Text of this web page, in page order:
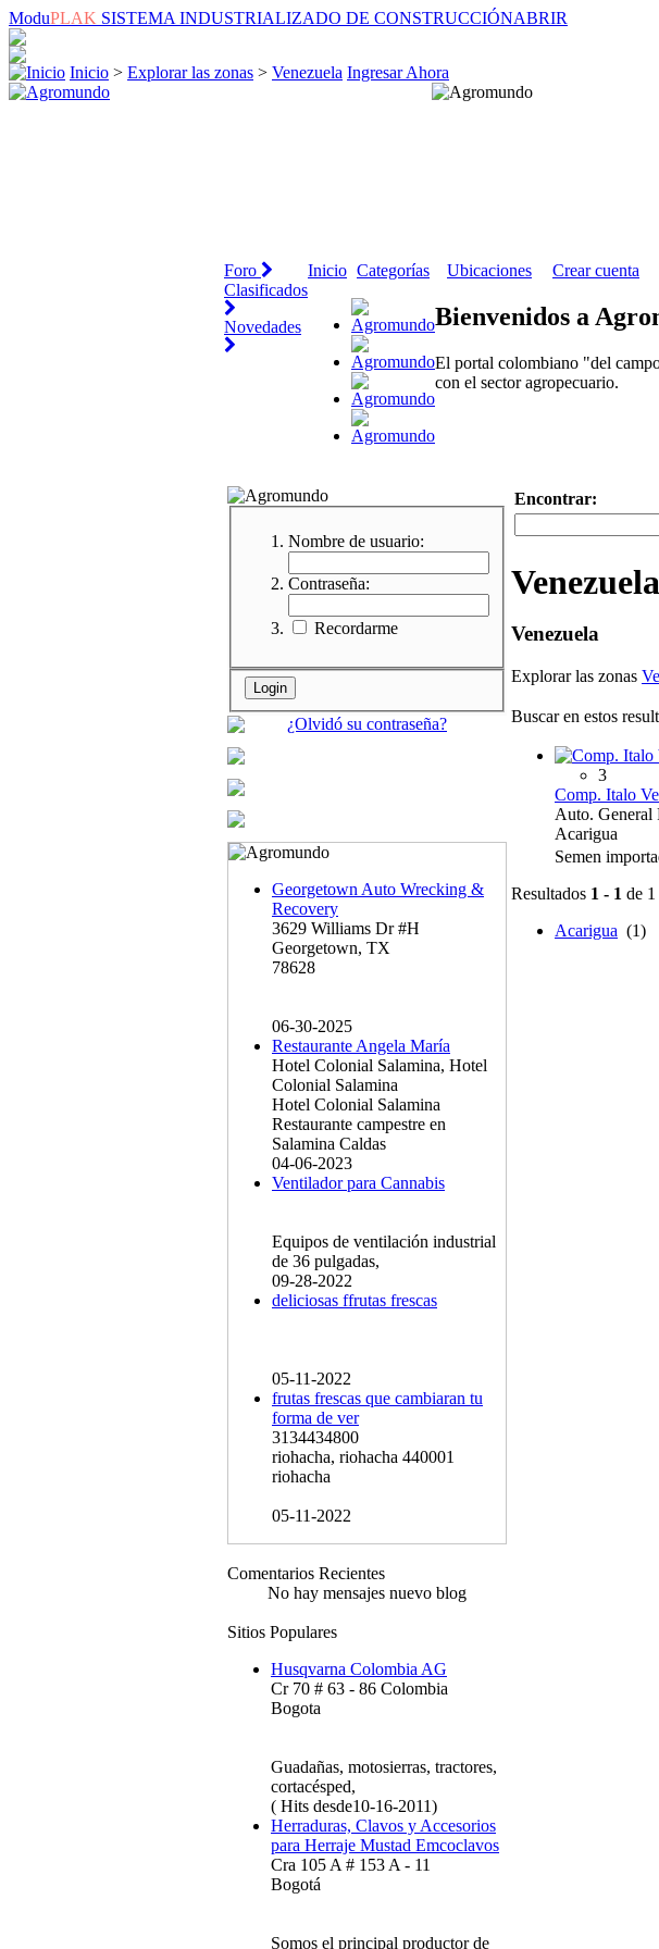
ModuPLAK SISTEMA INDUSTRIALIZADO DE CONSTRUCCIÓNABRIR
Inicio > Explorar las zonas > Venezuela Ingresar Ahora
Foro
Clasificados
Novedades
Inicio Categorías Ubicaciones Crear cuenta
Bienvenidos a
El portal colombiano "del
con el sector agropecuario.
Nombre de usuario:
Contraseña:
Recordarme
¿Olvidó su contraseña?
Georgetown Auto Wrecking &
Recovery
3629 Williams Dr #H
Georgetown, TX
78628
06-30-2025
Restaurante Angela María
Hotel Colonial Salamina, Hotel
Colonial Salamina
Hotel Colonial Salamina
Restaurante campestre en
Salamina Caldas
04-06-2023
Ventilador para Cannabis
Equipos de ventilación industrial
de 36 pulgadas,
09-28-2022
deliciosas ffrutas frescas
05-11-2022
frutas frescas que cambiaran tu
forma de ver
3134434800
riohacha, riohacha 440001
riohacha
05-11-2022
Comentarios Recientes
No hay mensajes nuevo blog
Sitios Populares
Husqvarna Colombia AG
Cr 70 # 63 - 86 Colombia
Bogota
Guadañas, motosierras, tractores,
cortacésped,
( Hits desde10-16-2011)
Herraduras, Clavos y Accesorios
para Herraje Mustad Emcoclavos
Cra 105 A # 153 A - 11
Bogotá
Somos el principal productor de
Encontrar:
Venezuela
Venezuela
Explorar las zonas
Buscar en estos
3
Comp. Italo
Auto. General
Acarigua
Semen
Resultados 1 - 1 de 1
Acarigua (1)